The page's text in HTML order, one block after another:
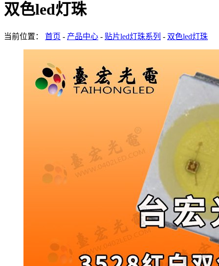
双色led灯珠
当前位置： 首页 - 产品中心 - 贴片led灯珠系列 - 双色led灯珠